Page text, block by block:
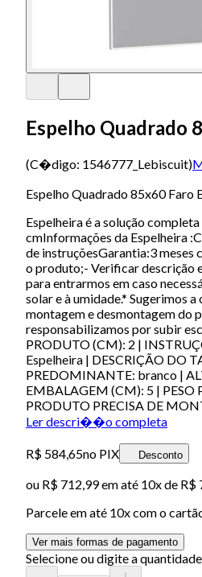
Espelho Quadrado
(C�digo: 1546777_Lebiscuit)
Espelho Quadrado 85x60 Faro
Espelheira é a solução
cmInformações da Espelheira
de instruçõesGarantia:3
o produto;- Verificar descrição
para entrarmos em caso
solar e à umidade.* Sugerimos
montagem e desmontagem do
responsabilizamos por subir
PRODUTO (CM): 2 |
Espelheira | DESCRIÇÃO DO
PREDOMINANTE: branco |
EMBALAGEM (CM): 5 | PESO
PRODUTO PRECISA DE
Ler descri��o completa
R$ 584,65no PIX Desconto
ou R$ 712,99em até 10x de R$
Parcele em até 10x com o
Ver mais formas de pagamento
Selecione ou digite a